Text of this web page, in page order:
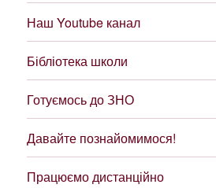
Наш Youtube канал
Бібліотека школи
Готуємось до ЗНО
Давайте познайомимося!
Працюємо дистанційно